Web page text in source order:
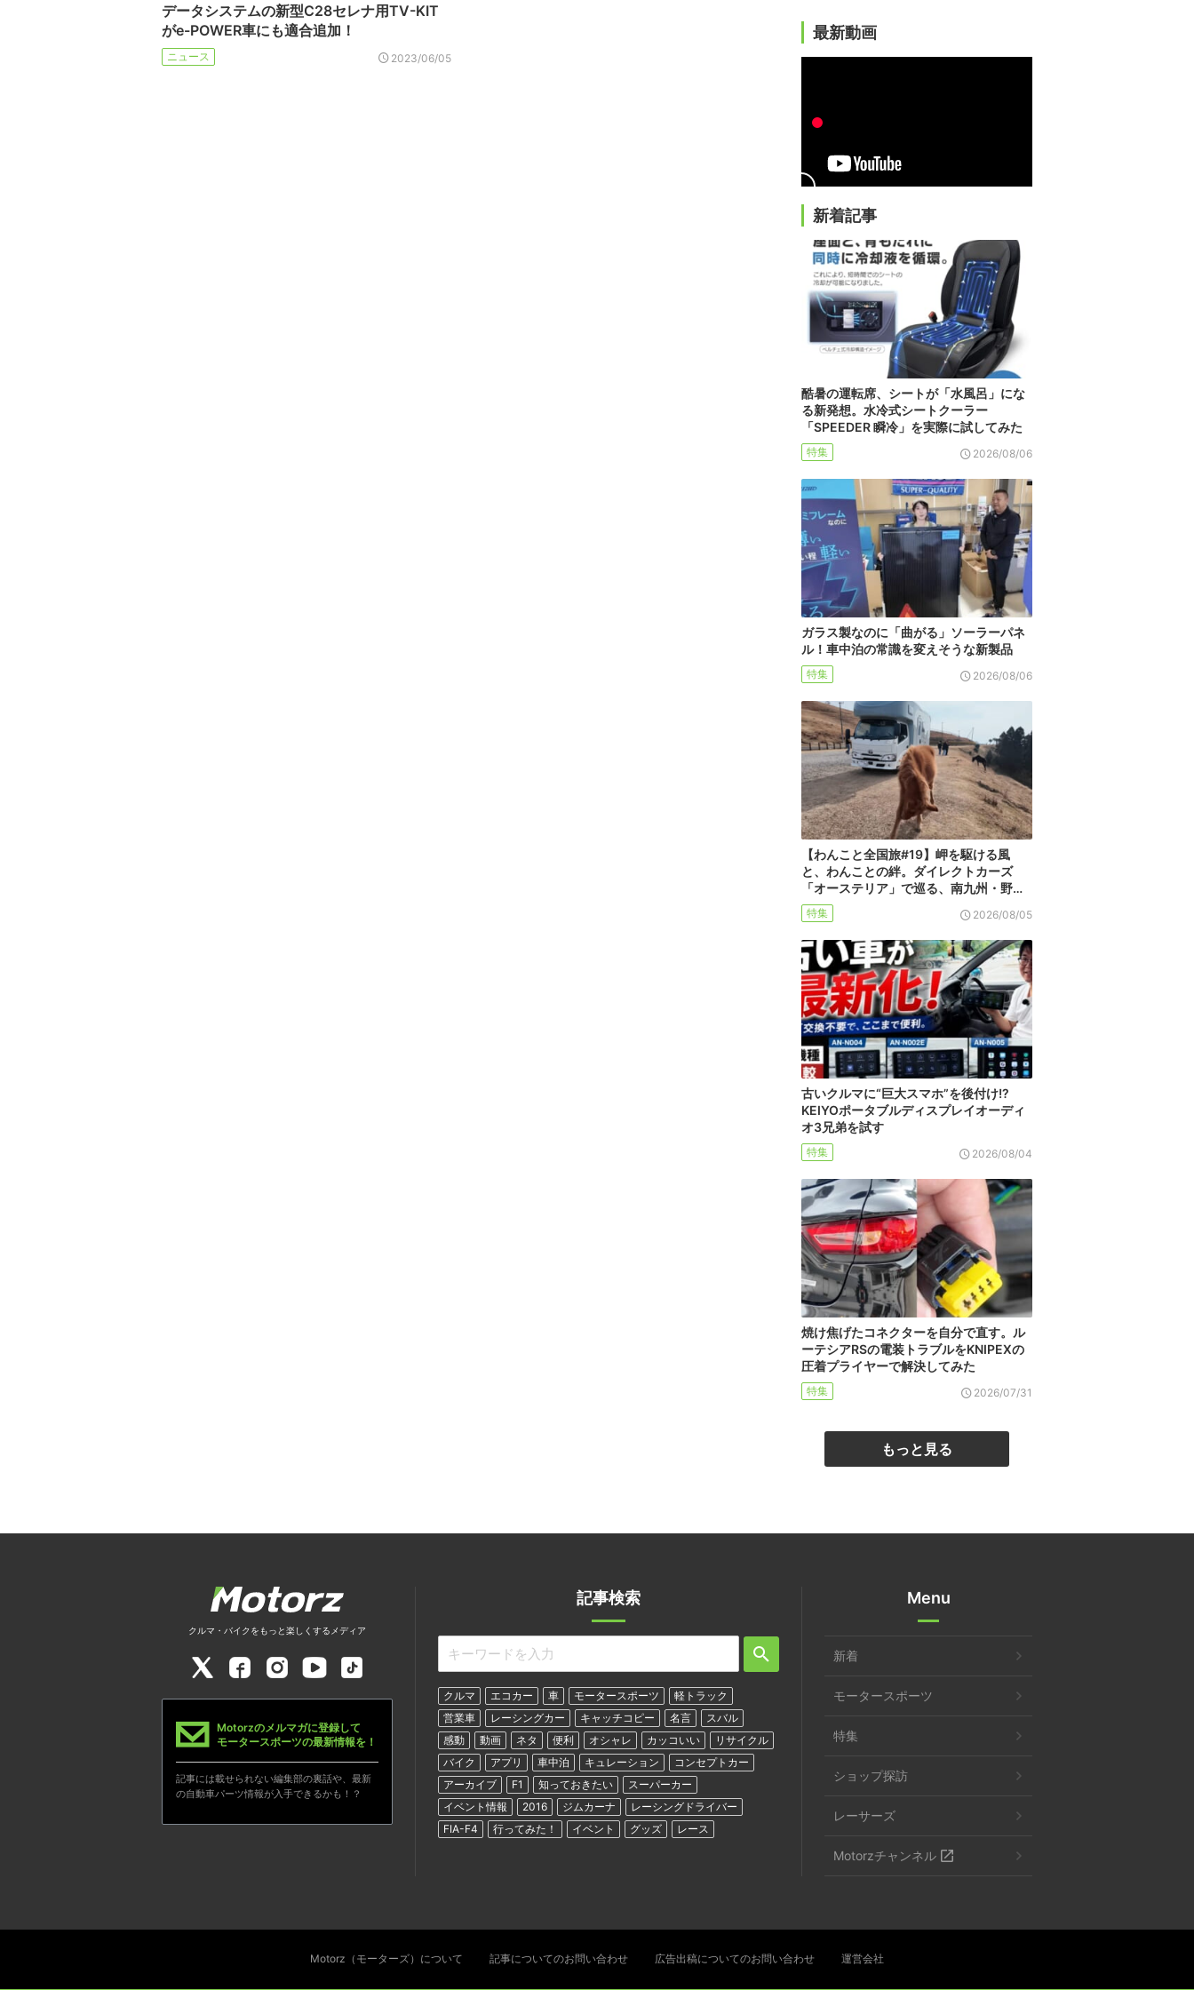
データシステムの新型C28セレナ用TV-KIT
がe-POWER車にも適合追加！
ニュース 2023/06/05
最新動画
新着記事
酷暑の運転席、シートが「水風呂」にな
る新発想。水冷式シートクーラー
「SPEEDER 瞬冷」を実際に試してみた
特集 2026/08/06
ガラス製なのに「曲がる」ソーラーパネ
ル！車中泊の常識を変えそうな新製品
特集 2026/08/06
【わんこと全国旅#19】岬を駆ける風
と、わんことの絆。ダイレクトカーズ
「オーステリア」で巡る、南九州・野…
特集 2026/08/05
古いクルマに“巨大スマホ”を後付け!?
KEIYOポータブルディスプレイオーディ
オ3兄弟を試す
特集 2026/08/04
焼け焦げたコネクターを自分で直す。ル
ーテシアRSの電装トラブルをKNIPEXの
圧着プライヤーで解決してみた
特集 2026/07/31
もっと見る
記事検索
クルマ エコカー 車 モータースポーツ
軽トラック
営業車
レーシングカー キャッチコピー 名言
スバル
感動
動画 ネタ 便利 オシャレ カッコいい
リサイクル
バイク
アプリ 車中泊 キュレーション
コンセプトカー
アーカイブ
F1 知っておきたい
スーパーカー
イベント情報
2016 ジムカーナ
レーシングドライバー
FIA-F4
行ってみた！ イベント グッズ レース
クルマ・バイクをもっと楽しくするメディア
Motorzのメルマガに登録して
モータースポーツの最新情報を！
記事には載せられない編集部の裏話や、最新
の自動車パーツ情報が入手できるかも！？
Menu
新着
モータースポーツ
特集
ショップ探訪
レーサーズ
Motorzチャンネル
Motorz（モーターズ）について 記事についてのお問い合わせ 広告出稿についてのお問い合わせ 運営会社